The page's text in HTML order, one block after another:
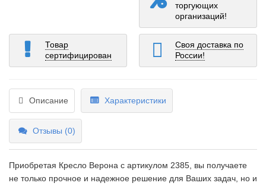
торгующих
организаций!
Товар
сертифицирован
Своя доставка по
России!
Описание Характеристики
Отзывы (0)
Приобретая Кресло Верона c артикулом 2385, вы получаете
не только прочное и надежное решение для Ваших задач, но и